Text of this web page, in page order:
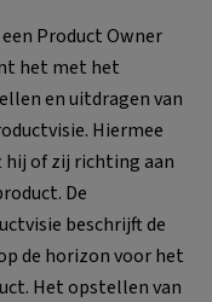
Product Owner
het met het
en uitdragen van
Hiermee
hij of zij richting aan
De
beschrijft de
de horizon voor het
Het opstellen van